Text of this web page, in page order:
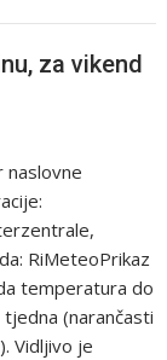
za vikend
naslovne
RiMeteoPrikaz
temperatura do
tjedna (narančasti
Vidljivo je